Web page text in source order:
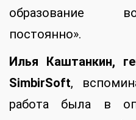
образование
постоянно».
Илья Каштанкин,
SimbirSoft,
работа была в